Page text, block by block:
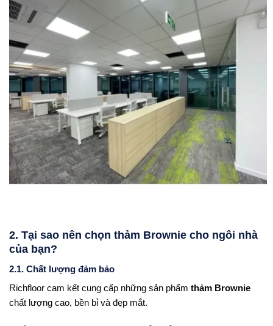
2. Tại sao nên chọn thảm Brownie cho ngôi nhà
của bạn?
2.1. Chất lượng đảm bảo
Richfloor cam kết cung cấp những sản phẩm thảm Brownie
chất lượng cao, bền bỉ và đẹp mắt.